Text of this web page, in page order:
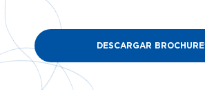
DESCARGAR BROCHURE